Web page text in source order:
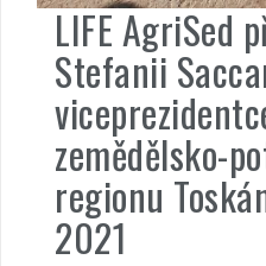
LIFE AgriSed
Stefanii
zemědělsko-
regionu
2021